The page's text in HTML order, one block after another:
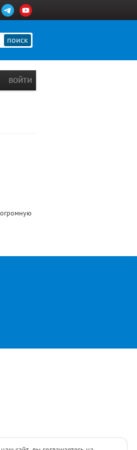
поиск
войти